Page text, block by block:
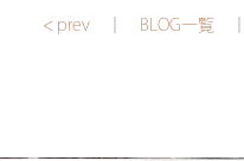
< prev BLOG一覧